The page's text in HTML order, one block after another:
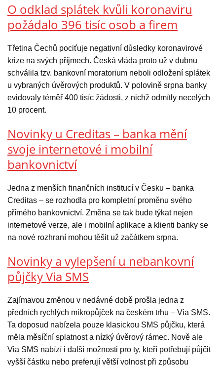
O odklad splátek kvůli koronaviru
požádalo 396 tisíc osob a firem
Třetina Čechů pociťuje negativní důsledky koronavirové
krize na svých příjmech. Česká vláda proto už v dubnu
schválila tzv. bankovní moratorium neboli odložení splátek
u vybraných úvěrových produktů. V polovině srpna banky
evidovaly téměř 400 tisíc žádosti, z nichž odmítly necelých
10 procent.
Novinky u Creditas – banka mění
svoje internetové i mobilní
bankovnictví
Jedna z menších finančních institucí v Česku – banka
Creditas – se rozhodla pro kompletní proměnu svého
přímého bankovnictví. Změna se tak bude týkat nejen
internetové verze, ale i mobilní aplikace a klienti banky se
na nové rozhraní mohou těšit už začátkem srpna.
Novinky a vylepšení u nebankovní
půjčky Via SMS
Zajímavou změnou v nedávné době prošla jedna z
předních rychlých mikropůjček na českém trhu – Via SMS.
Ta doposud nabízela pouze klasickou SMS půjčku, která
měla měsíční splatnost a nízký úvěrový rámec. Nově ale
Via SMS nabízí i další možnosti pro ty, kteří potřebují půjčit
vyšší částku nebo preferují větší volnost při způsobu